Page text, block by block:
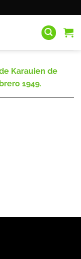
Karauien de
1949.